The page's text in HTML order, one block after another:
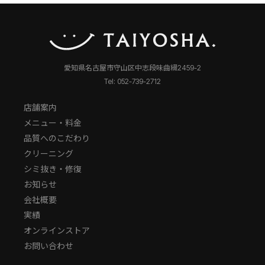
愛知県名古屋市守山区中志段味曲綴2459-2
Tel: 052-739-2712
店舗案内
メニュー・料金
品質へのこだわり
クリーニング
シミ抜き・修復
お知らせ
会社概要
実績
オンラインストア
お問い合わせ